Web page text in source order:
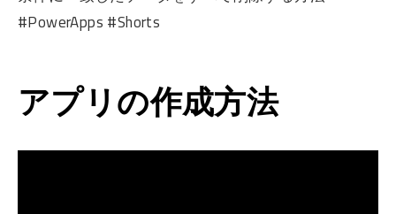
#PowerApps #Shorts
アプリの作成方法